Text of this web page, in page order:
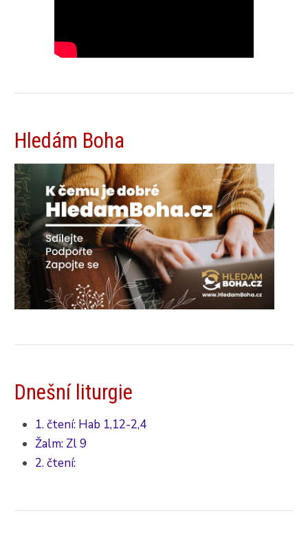
Hledám Boha
Dnešní liturgie
1. čtení: Hab 1,12-2,4
Žalm: Zl 9
2. čtení: